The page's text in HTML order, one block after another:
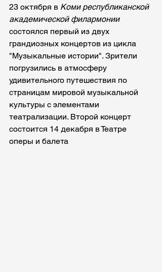
23 октября в Коми республиканской
академической филармонии
состоялся первый из двух
грандиозных концертов из цикла
"Музыкальные истории". Зрители
погрузились в атмосферу
удивительного путешествия по
страницам мировой музыкальной
культуры с элементами
театрализации. Второй концерт
состоится 14 декабря в Театре
оперы и балета